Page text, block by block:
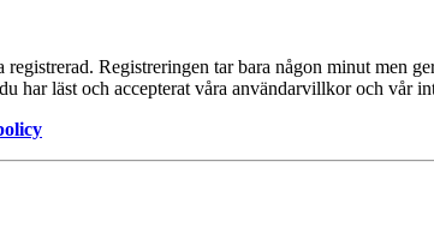
registrerad. Registreringen tar bara någon minut men
har läst och accepterat våra användarvillkor och